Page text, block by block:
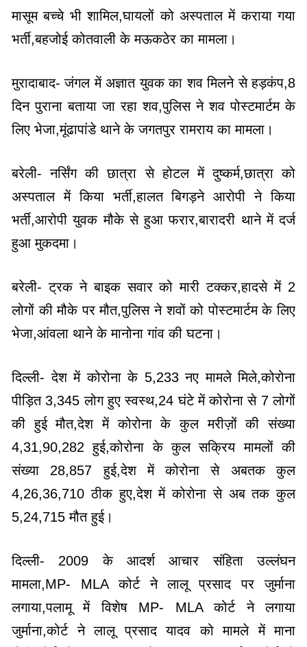
मासूम बच्चे भी शामिल,घायलों को अस्पताल में कराया गया
भर्ती,बहजोई कोतवाली के मऊकठेर का मामला।
मुरादाबाद- जंगल में अज्ञात युवक का शव मिलने से हड़कंप,8
दिन पुराना बताया जा रहा शव,पुलिस ने शव पोस्टमार्टम के
लिए भेजा,मूंढापांडे थाने के जगतपुर रामराय का मामला।
बरेली- नर्सिंग की छात्रा से होटल में दुष्कर्म,छात्रा को
अस्पताल में किया भर्ती,हालत बिगड़ने आरोपी ने किया
भर्ती,आरोपी युवक मौके से हुआ फरार,बारादरी थाने में दर्ज
हुआ मुकदमा।
बरेली- ट्रक ने बाइक सवार को मारी टक्कर,हादसे में 2
लोगों की मौके पर मौत,पुलिस ने शवों को पोस्टमार्टम के लिए
भेजा,आंवला थाने के मानोना गांव की घटना।
दिल्ली- देश में कोरोना के 5,233 नए मामले मिले,कोरोना
पीड़ित 3,345 लोग हुए स्वस्थ,24 घंटे में कोरोना से 7 लोगों
की हुई मौत,देश में कोरोना के कुल मरीज़ों की संख्या
4,31,90,282 हुई,कोरोना के कुल सक्रिय मामलों की
संख्या 28,857 हुई,देश में कोरोना से अबतक कुल
4,26,36,710 ठीक हुए,देश में कोरोना से अब तक कुल
5,24,715 मौत हुई।
दिल्ली- 2009 के आदर्श आचार संहिता उल्लंघन
मामला,MP- MLA कोर्ट ने लालू प्रसाद पर जुर्माना
लगाया,पलामू में विशेष MP- MLA कोर्ट ने लगाया
जुर्माना,कोर्ट ने लालू प्रसाद यादव को मामले में माना